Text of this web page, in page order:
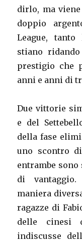
dirlo, ma
doppio
League,
stiano
prestigio che
anni e anni di
Due vittorie
e del
della fase
uno scontro
entrambe
di
maniera
ragazze di
delle cinesi
indiscusse